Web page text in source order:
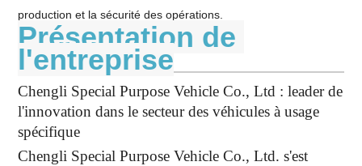
production et la sécurité des opérations.
Présentation de
l'entreprise
Chengli Special Purpose Vehicle Co., Ltd : leader de
l'innovation dans le secteur des véhicules à usage
spécifique
Chengli Special Purpose Vehicle Co., Ltd. s'est